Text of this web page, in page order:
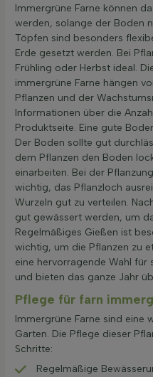
Immergrüne Farne können
werden, solange der Boden
Töpfen sind besonders
Erde gesetzt werden. Bei
Frühling oder Herbst ideal.
immergrüne Farne hängen
Pflanzen und der
Informationen über die
Produktseite. Eine gute
Der Boden sollte gut
dem Pflanzen den Boden
einarbeiten. Bei der
wichtig, das Pflanzloch
Wurzeln gut zu verteilen.
gut gewässert werden, um
Regelmäßiges Gießen ist
wichtig, um die Pflanzen zu
eine hervorragende Wahl für
und bieten das ganze Jahr
Pflege für farn
Immergrüne Farne sind eine
Garten. Die Pflege dieser
Schritte:
Regelmäßige